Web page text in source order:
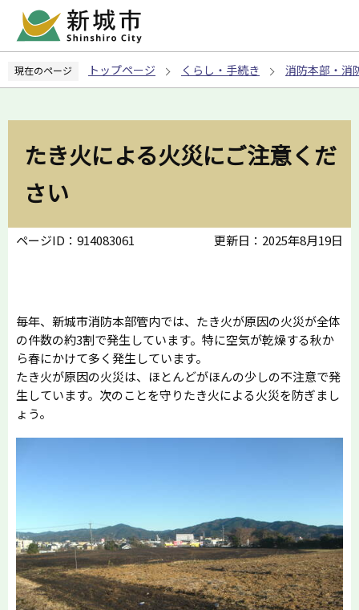
ペ
の
現在のページ トップページ くらし・手続き 消防本部・消
たき火による火災にご注意くだ
さい
ページID：914083061 更新日：2025年8月19日
毎年、新城市消防本部管内では、たき火が原因の火災が全体
の件数の約3割で発生しています。特に空気が乾燥する秋か
ら春にかけて多く発生しています。
たき火が原因の火災は、ほとんどがほんの少しの不注意で発
生しています。次のことを守りたき火による火災を防ぎまし
ょう。